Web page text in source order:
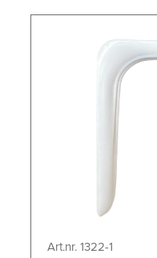
Art.nr. 1322-1